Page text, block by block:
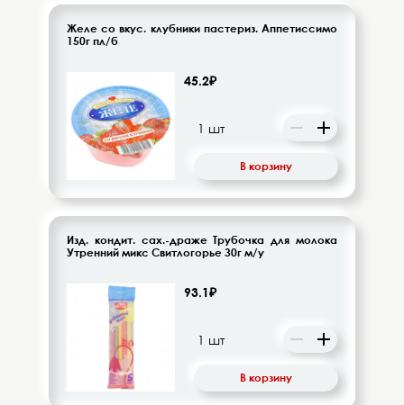
Желе со вкус. клубники пастериз. Аппетиссимо
150г пл/б
45.2₽
В корзину
Изд. кондит. сах.-драже Трубочка для молока
Утренний микс Свитлогорье 30г м/у
93.1₽
В корзину